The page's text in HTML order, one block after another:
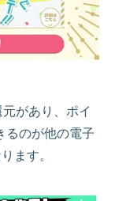
があり、ポイ
るのが他の電子
ます。